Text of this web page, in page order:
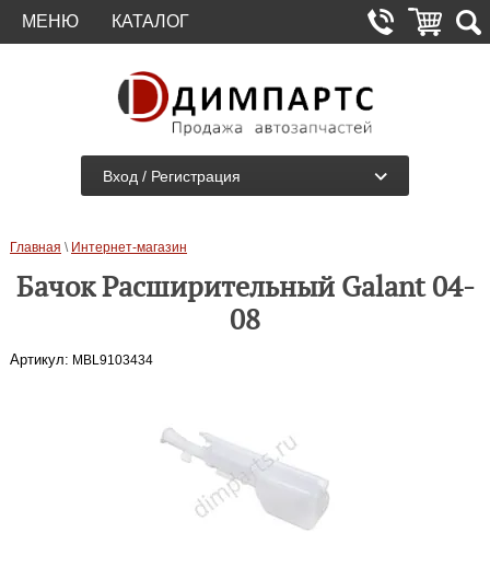
МЕНЮ КАТАЛОГ
Вход / Регистрация
Главная \ Интернет-магазин
Бачок Расширительный Galant 04-
08
Артикул: MBL9103434